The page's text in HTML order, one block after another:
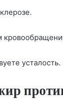
усталость.